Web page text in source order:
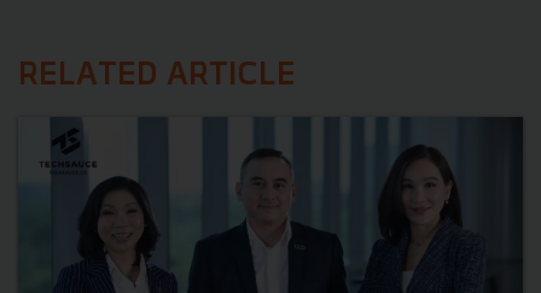
RELATED ARTICLE